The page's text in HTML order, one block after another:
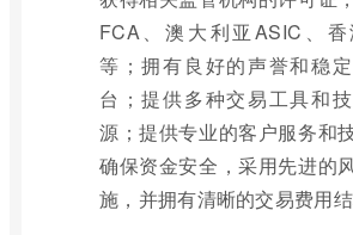
FCA、澳大利亚ASIC、
等；拥有良好的声誉和稳
台；提供多种交易工具和
源；提供专业的客户服务和
确保资金安全，采用先进的
施，并拥有清晰的交易费用结